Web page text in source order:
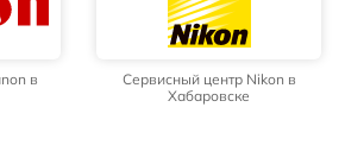
в
Сервисный центр Nikon в
Хабаровске